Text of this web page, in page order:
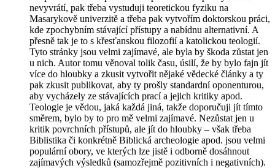
nevyvrátí, pak třeba vystuduji teoretickou fyziku na
Masarykově univerzitě a třeba pak vytvořím doktorskou práci,
kde zpochybním stávající přístupy a nabídnu alternativní. A
přesně tak je to s křesťanskou filozofií a katolickou teologií.
Tyto stránky jsou velmi zajímavé, ale byla by škoda zůstat jen
u nich. Autor tomu věnoval tolik času, úsilí, že by bylo fajn jít
více do hloubky a zkusit vytvořit nějaké vědecké články a ty
pak zkusit publikovat, aby ty prošly standardní oponenturou,
aby vycházely ze stávajících prací a jejich kritiky apod.
Teologie je vědou, jaká každá jiná, takže doporučuji jít tímto
směrem, bylo by to pro mě velmi zajímavé. Nezůstat jen u
kritik povrchních přístupů, ale jít do hloubky – však třeba
Biblistika či konkrétně Biblická archeologie apod. jsou velmi
populární obory, ve kterých lze jistě i odborně dosáhnout
zajímavých výsledků (samozřejmě pozitivních i negativních).